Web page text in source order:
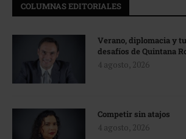
COLUMNAS EDITORIALES
Verano, diplomacia y
desafíos de Quintana
4 agosto, 2026
Competir sin atajos
4 agosto, 2026